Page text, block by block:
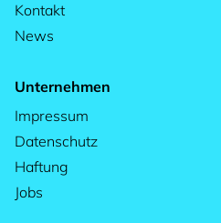
Kontakt
News
Unternehmen
Impressum
Datenschutz
Haftung
Jobs